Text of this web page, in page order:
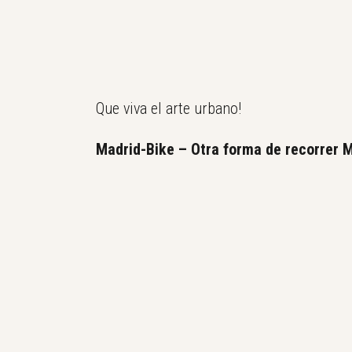
Que viva el arte urbano!
Madrid-Bike – Otra forma de recorrer